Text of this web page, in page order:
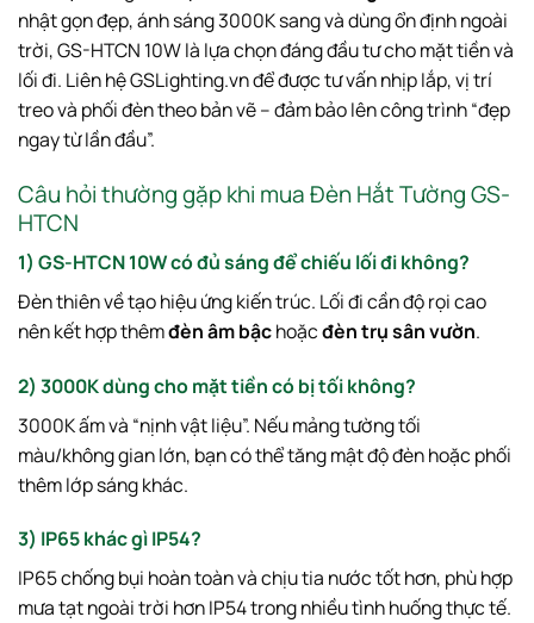
nhật gọn đẹp, ánh sáng 3000K sang và dùng ổn định ngoài
trời, GS-HTCN 10W là lựa chọn đáng đầu tư cho mặt tiền và
lối đi. Liên hệ GSLighting.vn để được tư vấn nhịp lắp, vị trí
treo và phối đèn theo bản vẽ – đảm bảo lên công trình “đẹp
ngay từ lần đầu”.
Câu hỏi thường gặp khi mua Đèn Hắt Tường GS-
HTCN
1) GS-HTCN 10W có đủ sáng để chiếu lối đi không?
Đèn thiên về tạo hiệu ứng kiến trúc. Lối đi cần độ rọi cao
nên kết hợp thêmđèn âm bậchoặcđèn trụ sân vườn.
2) 3000K dùng cho mặt tiền có bị tối không?
3000K ấm và “nịnh vật liệu”. Nếu mảng tường tối
màu/không gian lớn, bạn có thể tăng mật độ đèn hoặc phối
thêm lớp sáng khác.
3) IP65 khác gì IP54?
IP65 chống bụi hoàn toàn và chịu tia nước tốt hơn, phù hợp
mưa tạt ngoài trời hơn IP54 trong nhiều tình huống thực tế.